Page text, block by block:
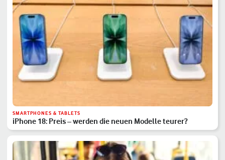
SMARTPHONES & TABLETS
iPhone 18: Preis – werden die neuen Modelle teurer?